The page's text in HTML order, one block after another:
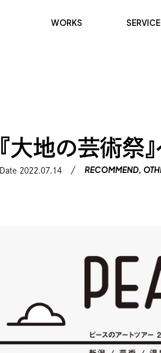
WORKS SERVICE
『大地の芸術祭
Date 2022.07.14 RECOMMEND